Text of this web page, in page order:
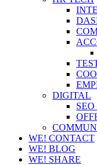
DIGITAL
WE! CONTACT
WE! BLOG
WE! SHARE